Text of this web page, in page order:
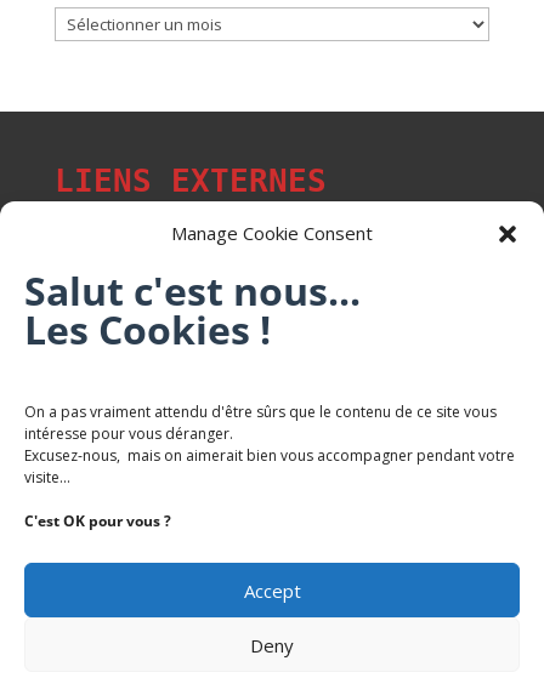
Manage Cookie Consent
Salut c'est nous...
Les Cookies !
On a pas vraiment attendu d'être sûrs que le contenu de ce site vous
intéresse pour vous déranger.
Excusez-nous, mais on aimerait bien vous accompagner pendant votre
visite...
C'est OK pour vous ?
Accept
Deny
Archives
LIENS EXTERNES
Les p'tits citoyens de Mont-Saint-Martin
Trail Saintmartinois Daniel FEITE
Karaté Mont Saint Martin